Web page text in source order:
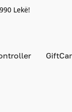
Lekë!